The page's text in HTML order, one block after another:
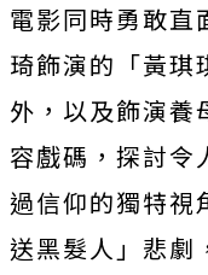
電影同時勇敢直
琦飾演的「黃琪
外， 以及飾演養
容戲碼， 探討令
過信仰的獨特視
送黑髮人」悲劇